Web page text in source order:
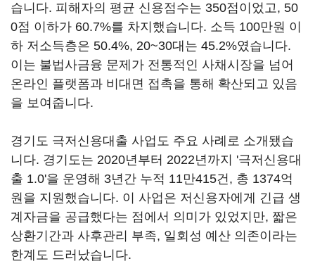
습니다. 피해자의 평균 신용점수는 350점이었고, 50
0점 이하가 60.7%를 차지했습니다. 소득 100만원 이
하 저소득층은 50.4%, 20~30대는 45.2%였습니다.
이는 불법사금융 문제가 전통적인 사채시장을 넘어
온라인 플랫폼과 비대면 접촉을 통해 확산되고 있음
을 보여줍니다.
경기도 극저신용대출 사업도 주요 사례로 소개됐습
니다. 경기도는 2020년부터 2022년까지 '극저신용대
출 1.0'을 운영해 3년간 누적 11만415건, 총 1374억
원을 지원했습니다. 이 사업은 저신용자에게 긴급 생
계자금을 공급했다는 점에서 의미가 있었지만, 짧은
상환기간과 사후관리 부족, 일회성 예산 의존이라는
한계도 드러났습니다.